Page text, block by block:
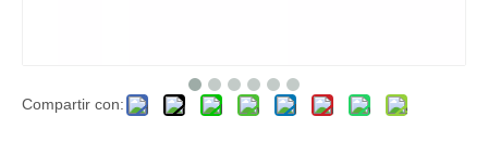
Compartir con: